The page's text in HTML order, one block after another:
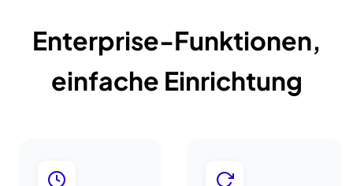
Enterprise-Funktionen,
einfache Einrichtung